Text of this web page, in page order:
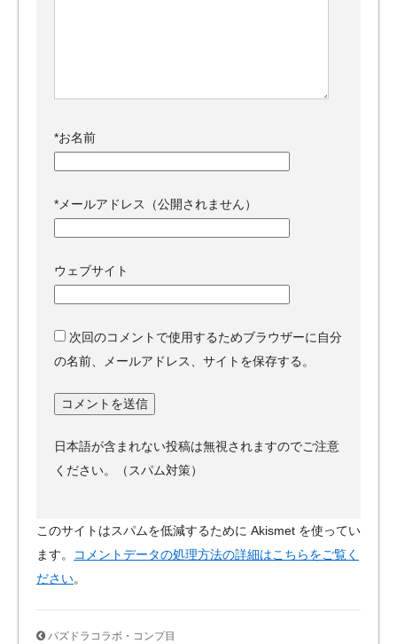
*お名前
* メールアドレス（公開されません）
ウェブサイト
次回のコメントで使用するためブラウザーに自分
の名前、メールアドレス、サイトを保存する。
日本語が含まれない投稿は無視されますのでご注意
ください。（スパム対策）
このサイトはスパムを低減するために Akismet を使ってい
ます。
コメントデータの処理方法の詳細はこちらをご覧く
ださい。
パズドラコラボ・コンプ目